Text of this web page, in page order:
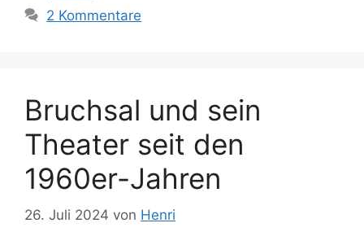
2 Kommentare
Bruchsal und sein
Theater seit den
1960er-Jahren
26. Juli 2024 von Henri